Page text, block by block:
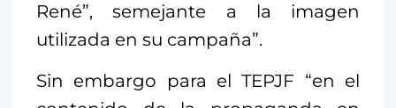
René”, semejante a la imagen
utilizada en su campaña”.
Sin embargo para el TEPJF “en el